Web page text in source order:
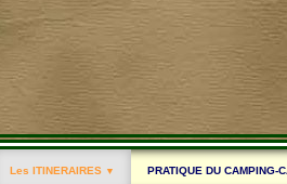
Les ITINERAIRES ▼ PRATIQUE DU CAMPING-